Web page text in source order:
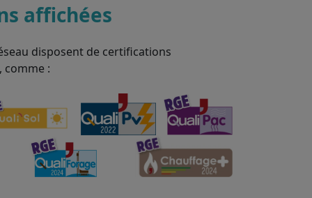
affichées
disposent de certifications
comme :